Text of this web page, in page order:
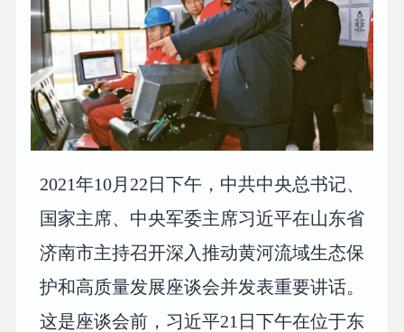
2021年10月22日下午，中共中央总书记、
国家主席、中央军委主席习近平在山东省
济南市主持召开深入推动黄河流域生态保
护和高质量发展座谈会并发表重要讲话。
这是座谈会前，习近平21日下午在位于东